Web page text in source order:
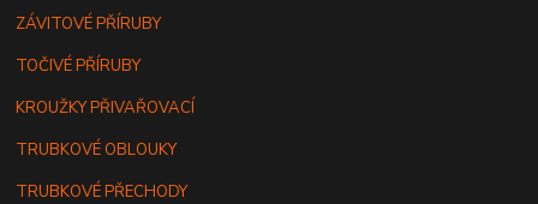
ZÁVITOVÉ PŘÍRUBY
TOČIVÉ PŘÍRUBY
KROUŽKY PŘIVAŘOVACÍ
TRUBKOVÉ OBLOUKY
TRUBKOVÉ PŘECHODY